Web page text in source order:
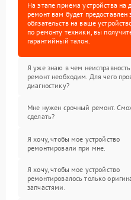
На этапе приема устройства
ремонт вам будет
обязательств на ваше
по ремонту техники, вы
гарантийный талон.
Я уже знаю в чем
ремонт необходим. Для чего
диагностику?
Мне нужен срочный ремонт.
сделать?
Я хочу, чтобы мое устройство
ремонтировали при мне.
Я хочу, чтобы мое устройство
ремонтировалось только
запчастями.